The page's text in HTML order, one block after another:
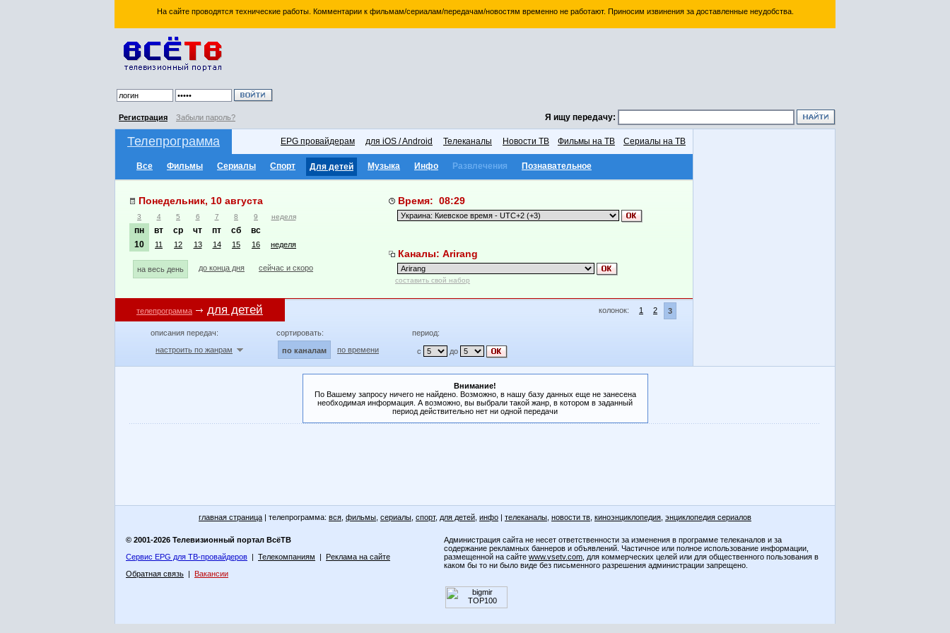
На сайте проводятся технические работы. Комментарии к фильмам/сериалам/передачам/новостям временно не работают. Приносим извинения за доставленные неудобства.
Регистрация Забыли пароль? Я ищу передачу:
Телепрограмма EPG провайдерам для iOS / Android Телеканалы Новости ТВ Фильмы на ТВ Сериалы на ТВ
Все Фильмы Сериалы Спорт Для детей Музыка Инфо Развлечения Познавательное
Понедельник, 10 августа
3 4 5 6 7 8 9 неделя
пн вт ср чт пт сб
вс
10
11 12 13 14 15 16 неделя
на весь день до конца дня сейчас и скоро
Время: 08:29
Каналы: Arirang
составить свой набор
телепрограмма для детей колонок: 1 2 3
описания передач:
настроить по жанрам
сортировать:
по каналам по времени
период:
с до
Внимание!
По Вашему запросу ничего не найдено. Возможно, в нашу базу данных еще не занесена
необходимая информация. А возможно, вы выбрали такой жанр, в котором в заданный
период действительно нет ни одной передачи
главная страница | телепрограмма: вся фильмы сериалы спорт, для детей инфо | телеканалы новости тв киноэнциклопедия энциклопедия сериалов
© 2001-2026 Телевизионный портал ВсёТВ
Сервис EPG для ТВ-провайдеров | Телекомпаниям | Реклама на сайте
Обратная связь | Вакансии
Администрация сайта не несет ответственности за изменения в программе телеканалов и за
содержание рекламных баннеров и объявлений. Частичное или полное использование информации,
размещенной на сайте www.vsetv.com , для коммерческих целей или для общественного пользования в
каком бы то ни было виде без письменного разрешения администрации запрещено.